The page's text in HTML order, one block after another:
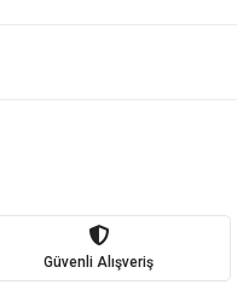
Güvenli Alışveriş